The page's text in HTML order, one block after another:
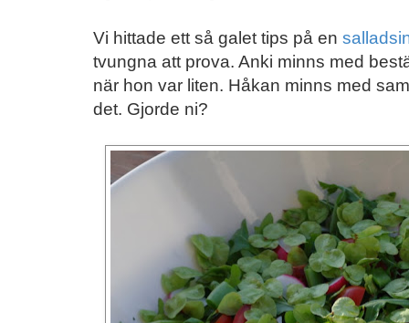
Vi hittade ett så galet tips på en
tvungna att prova. Anki minns med
när hon var liten. Håkan minns med
det. Gjorde ni?